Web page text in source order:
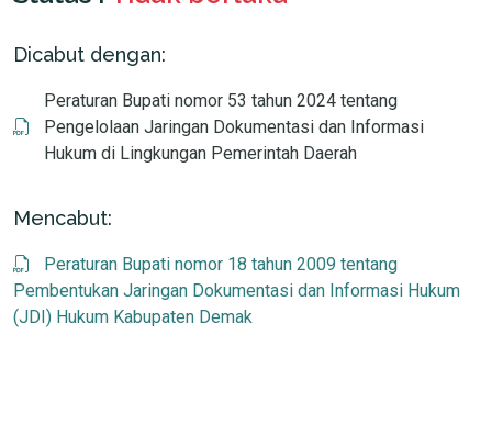
Dicabut dengan:
Peraturan Bupati nomor 53 tahun 2024 tentang
Pengelolaan Jaringan Dokumentasi dan Informasi
Hukum di Lingkungan Pemerintah Daerah
Mencabut:
Peraturan Bupati nomor 18 tahun 2009 tentang
Pembentukan Jaringan Dokumentasi dan Informasi Hukum
(JDI) Hukum Kabupaten Demak